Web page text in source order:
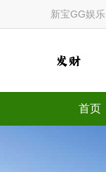
新宝GG娱乐
首页